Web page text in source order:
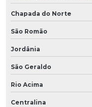
Chapada do Norte
São Romão
Jordânia
São Geraldo
Rio Acima
Centralina